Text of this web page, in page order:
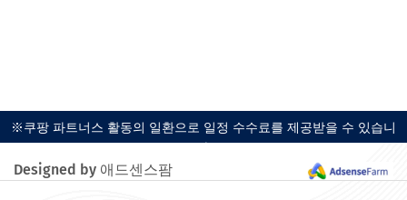
※쿠팡 파트너스 활동의 일환으로 일정 수수료를 제공받을 수 있습니
다.
Designed by 애드센스팜